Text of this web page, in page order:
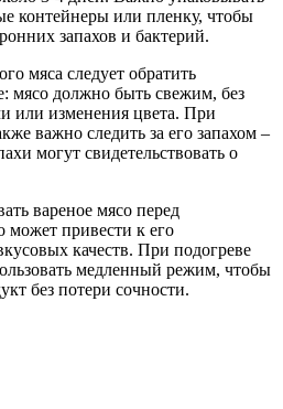
контейнеры или пленку, чтобы
запахов и бактерий.
мяса следует обратить
мясо должно быть свежим, без
или изменения цвета. При
важно следить за его запахом –
могут свидетельствовать о
вареное мясо перед
может привести к его
качеств. При подогреве
медленный режим, чтобы
без потери сочности.